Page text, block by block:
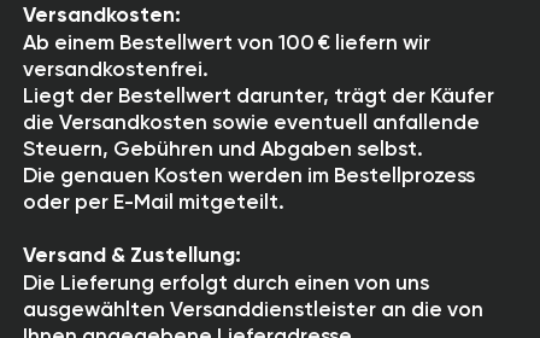
Versandkosten:
Ab einem Bestellwert von 100 € liefern wir
versandkostenfrei.
Liegt der Bestellwert darunter, trägt der Käufer
die Versandkosten sowie eventuell anfallende
Steuern, Gebühren und Abgaben selbst.
Die genauen Kosten werden im Bestellprozess
oder per E-Mail mitgeteilt.
Versand & Zustellung:
Die Lieferung erfolgt durch einen von uns
ausgewählten Versanddienstleister an die von